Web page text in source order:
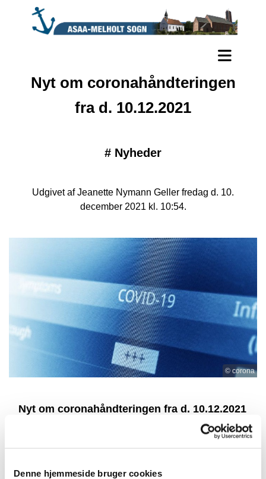
Denne hjemmeside bruger cookies
Nyt om coronahåndteringen
fra d. 10.12.2021
# Nyheder
Udgivet af Jeanette Nymann Geller fredag d. 10.
december 2021 kl. 10:54.
© corona
Nyt om coronahåndteringen fra d. 10.12.2021
De nye corona-restriktioner indebærer at: